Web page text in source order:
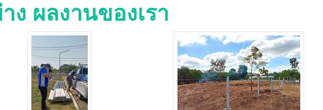
ง ผลงานของเรา